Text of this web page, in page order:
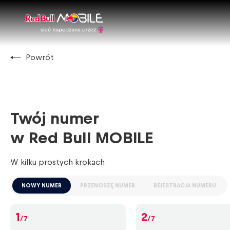
Powrót
Twój numer
w Red Bull MOBILE
W kilku prostych krokach
NOWY NUMER PRZENOSZĘ NUMER REJESTRACJA NUMERU
1 /7 2/7